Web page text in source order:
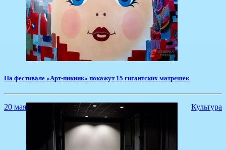
На фестивале «Арт-пикник» покажут 15 гигантских матрешек
20 мая Культура